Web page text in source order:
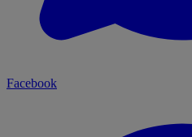
Facebook